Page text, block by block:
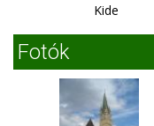
Kide
Fotók